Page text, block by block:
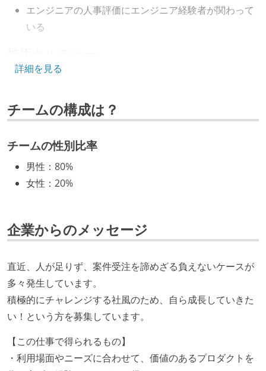
エンジニアの人事評価にエンジニア経験者が関わって
いる
CTO またはそれに準じる、技術やワークフローの標準
経営トップがエンジニア出身、または現役のエンジニ
アである
開発メンバーの裁量
企画を決定する場に、実装を担当する開発メンバーが
参加している
となって行う
全体のスケジュール管理は、途中の成果を随時確認し
で行う
プロダクトの開発言語やフレームワークなど主要な構
成技術は、基本的に最新版より1年以上ビハインドし
ていない
コード品質向上のための取り組み
詳細を見る
チームの構成は？
チームの性別比率
男性 ： 80%
女性 ： 20%
企業からのメッセージ
直近、人が足りず、案件受注を諦めざる負えないケースが
多々発生しています。
積極的にチャレンジする社風のため、自ら成長していきた
い！という方を募集しています。
【この仕事で得られるもの】
・利用場面やニーズに合わせて、価値のあるプロダクトを